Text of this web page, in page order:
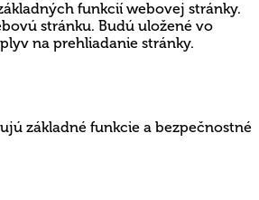
funkcií webovej stránky.
stránku. Budú uložené vo
na prehliadanie stránky.
základné funkcie a bezpečnostné